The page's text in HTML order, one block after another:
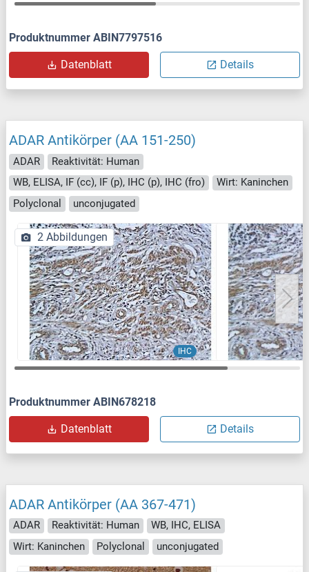
Produktnummer ABIN7797516
Datenblatt Details
ADAR Antikörper (AA 151-250)
ADAR
Reaktivität: Human
WB, ELISA, IF (cc), IF (p), IHC (p), IHC (fro)
Wirt: Kaninchen
Polyclonal
unconjugated
IHC
2 Abbildungen
Produktnummer ABIN678218
Datenblatt Details
ADAR Antikörper (AA 367-471)
ADAR Reaktivität: Human
WB, IHC, ELISA
Wirt: Kaninchen
Polyclonal unconjugated